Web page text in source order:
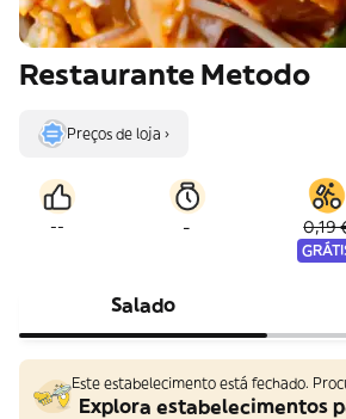
Restaurante Metodo
Preços de loja ›
-- - 0,19
Salado
Este estabelecimento está fechado.
Explora estabelecimentos